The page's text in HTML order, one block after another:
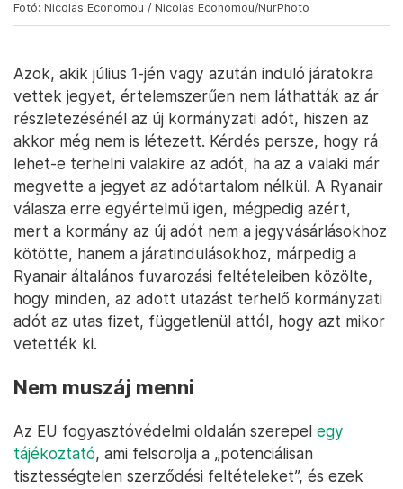
Fotó: Nicolas Economou / Nicolas Economou/NurPhoto
Azok, akik július 1-jén vagy azután induló járatokra
vettek jegyet, értelemszerűen nem láthatták az ár
részletezésénél az új kormányzati adót, hiszen az
akkor még nem is létezett. Kérdés persze, hogy rá
lehet-e terhelni valakire az adót, ha az a valaki már
megvette a jegyet az adótartalom nélkül. A Ryanair
válasza erre egyértelmű igen, mégpedig azért,
mert a kormány az új adót nem a jegyvásárlásokhoz
kötötte, hanem a járatindulásokhoz, márpedig a
Ryanair általános fuvarozási feltételeiben közölte,
hogy minden, az adott utazást terhelő kormányzati
adót az utas fizet, függetlenül attól, hogy azt mikor
vetették ki.
Nem muszáj menni
Az EU fogyasztóvédelmi oldalán szerepel egy
tájékoztató, ami felsorolja a „potenciálisan
tisztességtelen szerződési feltételeket”, és ezek